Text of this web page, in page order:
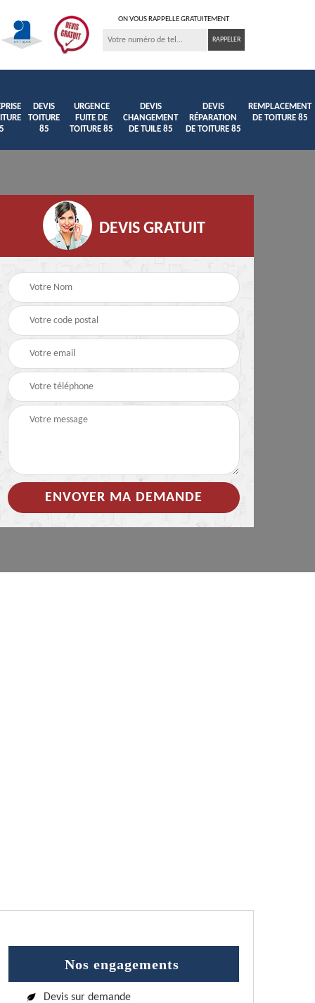
ON VOUS RAPPELLE GRATUITEMENT
DEVIS
TOITURE
85
URGENCE
FUITE DE
TOITURE 85
DEVIS
CHANGEMENT
DE TUILE 85
DEVIS
RÉPARATION
DE TOITURE 85
REMPLACEMENT
DE TOITURE 85
Hydrofuge coloré pour
toiture 85
Démoussage
nettoyage de tuile 85
DEVIS GRATUIT
Nos engagements
Devis sur demande